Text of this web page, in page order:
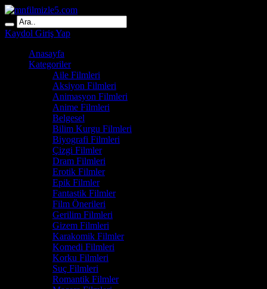
Kaydol Giriş Yap
Anasayfa
Kategoriler
Aile Filmleri
Aksiyon Filmleri
Animasyon Filmleri
Anime Filmleri
Belgesel
Bilim Kurgu Filmleri
Biyografi Filmleri
Çizgi Filmler
Dram Filmleri
Erotik Filmler
Epik Filmler
Fantastik Filmler
Film Önerileri
Gerilim Filmleri
Gizem Filmleri
Karakomik Filmler
Komedi Filmleri
Korku Filmleri
Suç Filmleri
Romantik Filmler